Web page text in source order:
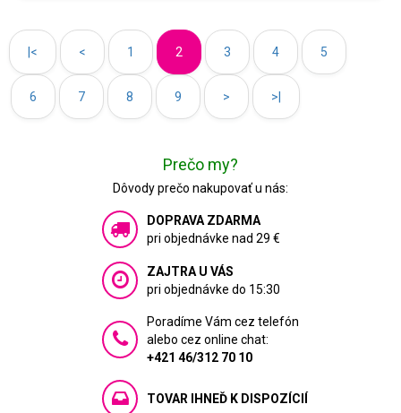
|< < 1 2 3 4 5
6 7 8 9 > >|
Prečo my?
Dôvody prečo nakupovať u nás:
DOPRAVA ZDARMA
pri objednávke nad 29 €
ZAJTRA U VÁS
pri objednávke do 15:30
Poradíme Vám cez telefón
alebo cez online chat:
+421 46/312 70 10
TOVAR IHNEĎ K DISPOZÍCIÍ